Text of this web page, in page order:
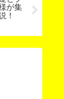
が集
！
ウンセ
的な強